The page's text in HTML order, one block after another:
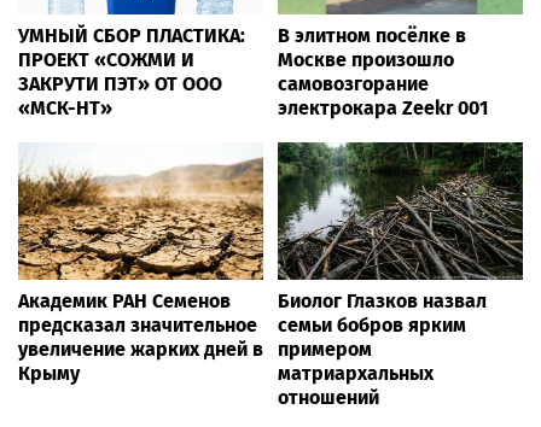
УМНЫЙ СБОР ПЛАСТИКА:
ПРОЕКТ «СОЖМИ И
ЗАКРУТИ ПЭТ» ОТ ООО
«МСК-НТ»
В элитном посёлке в
Москве произошло
самовозгорание
электрокара Zeekr 001
Академик РАН Семенов
предсказал значительное
увеличение жарких дней в
Крыму
Биолог Глазков назвал
семьи бобров ярким
примером
матриархальных
отношений